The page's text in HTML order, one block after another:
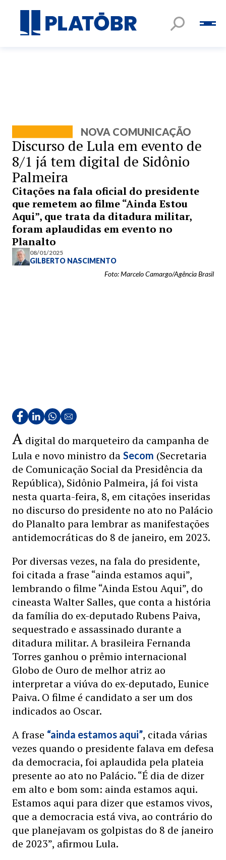
NOVA COMUNICAÇÃO
Discurso de Lula em evento de
8/1 já tem digital de Sidônio
Palmeira
Citações na fala oficial do presidente
que remetem ao filme “Ainda Estou
Aqui”, que trata da ditadura militar,
foram aplaudidas em evento no
Planalto
08/01/2025
GILBERTO NASCIMENTO
Foto: Marcelo Camargo/Agência Brasil
A digital do marqueteiro da campanha de
Lula e novo ministro da Secom (Secretaria
de Comunicação Social da Presidência da
República), Sidônio Palmeira, já foi vista
nesta quarta-feira, 8, em citações inseridas
no discurso do presidente no ato no Palácio
do Planalto para lembrar as manifestações
antidemocráticas do 8 de janeiro, em 2023.
Por diversas vezes, na fala do presidente,
foi citada a frase “ainda estamos aqui”,
lembrando o filme “Ainda Estou Aqui”, do
cineasta Walter Salles, que conta a história
da família do ex-deputado Rubens Paiva,
sequestrado e assassinado durante a
ditadura militar. A brasileira Fernanda
Torres ganhou o prêmio internacional
Globo de Ouro de melhor atriz ao
interpretar a viúva do ex-deputado, Eunice
Paiva. O filme é candidato a ser um dos
indicados ao Oscar.
A frase “ainda estamos aqui”, citada várias
vezes quando o presidente falava em defesa
da democracia, foi aplaudida pela plateia
presente ao ato no Palácio. “É dia de dizer
em alto e bom som: ainda estamos aqui.
Estamos aqui para dizer que estamos vivos,
que a democracia está viva, ao contrário do
que planejavam os golpistas do 8 de janeiro
de 2023”, afirmou Lula.